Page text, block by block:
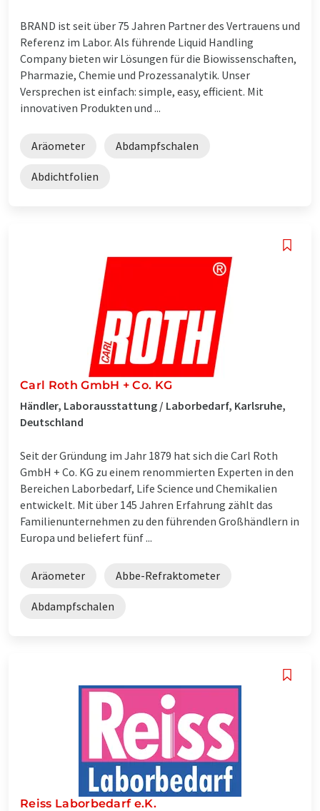
BRAND ist seit über 75 Jahren Partner des Vertrauens und
Referenz im Labor. Als führende Liquid Handling
Company bieten wir Lösungen für die Biowissenschaften,
Pharmazie, Chemie und Prozessanalytik. Unser
Versprechen ist einfach: simple, easy, efficient. Mit
innovativen Produkten und ...
Aräometer Abdampfschalen
Abdichtfolien
Carl Roth GmbH + Co. KG
Händler, Laborausstattung / Laborbedarf, Karlsruhe,
Deutschland
Seit der Gründung im Jahr 1879 hat sich die Carl Roth
GmbH + Co. KG zu einem renommierten Experten in den
Bereichen Laborbedarf, Life Science und Chemikalien
entwickelt. Mit über 145 Jahren Erfahrung zählt das
Familienunternehmen zu den führenden Großhändlern in
Europa und beliefert fünf ...
Aräometer Abbe-Refraktometer
Abdampfschalen
Reiss Laborbedarf e.K.